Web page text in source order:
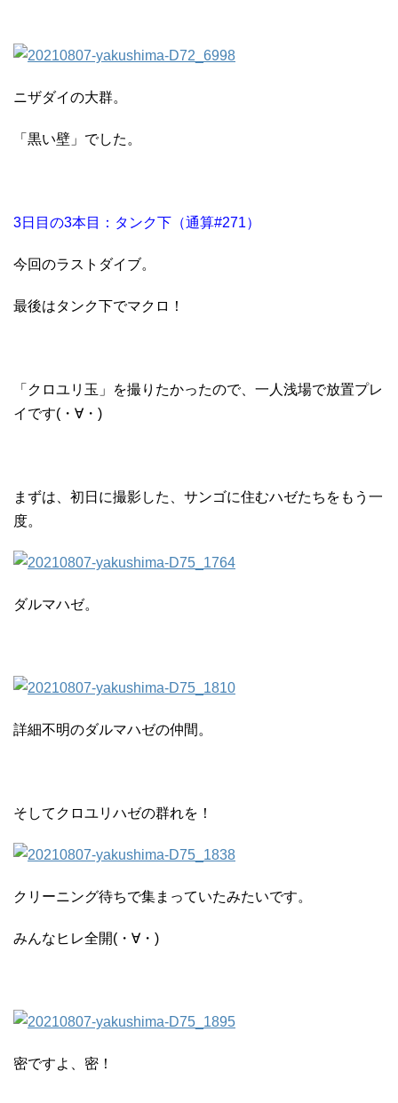
ニザダイの大群。
「黒い壁」でした。
3日目の3本目：タンク下（通算#271）
今回のラストダイブ。
最後はタンク下でマクロ！
「クロユリ玉」を撮りたかったので、一人浅場で放置プレ
イです(・∀・)
まずは、初日に撮影した、サンゴに住むハゼたちをもう一
度。
ダルマハゼ。
詳細不明のダルマハゼの仲間。
そしてクロユリハゼの群れを！
クリーニング待ちで集まっていたみたいです。
みんなヒレ全開(・∀・)
密ですよ、密！